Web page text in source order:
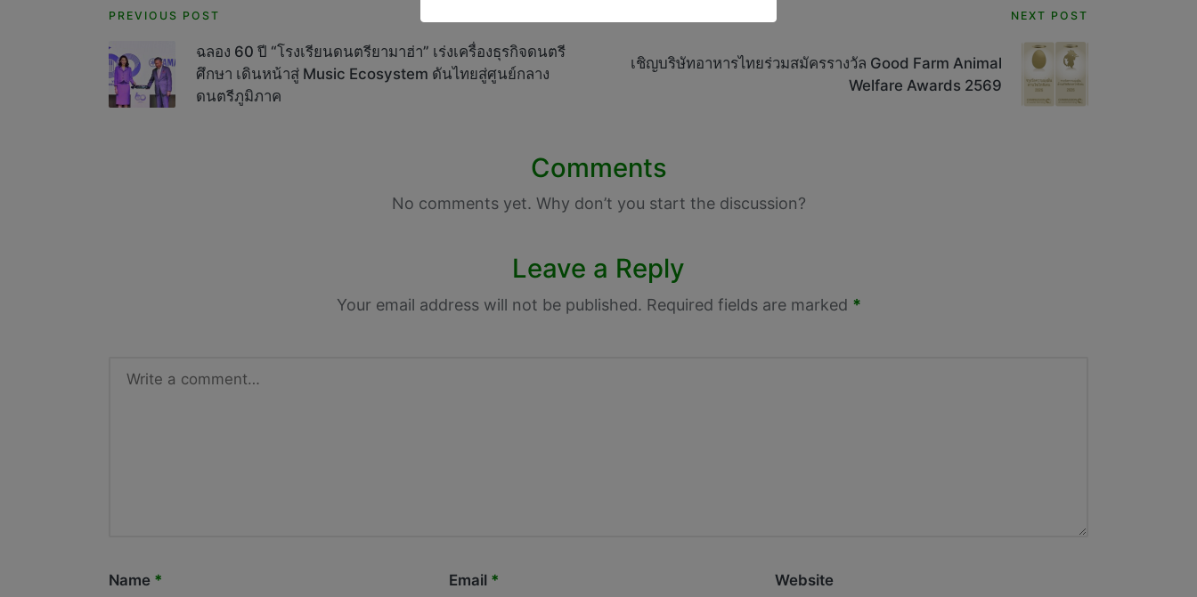
Post
navigation
PREVIOUS POST
ฉลอง 60 ปี “โรงเรียนดนตรียามาฮ่า” เร่งเครื่องธุรกิจดนตรี
ศึกษา เดินหน้าสู่ Music Ecosystem ดันไทยสู่ศูนย์กลาง
ดนตรีภูมิภาค
NEXT POST
เชิญบริษัทอาหารไทยร่วมสมัครรางวัล Good Farm Animal
Welfare Awards 2569
Comments
No comments yet. Why don’t you start the discussion?
Leave a Reply
Your email address will not be published. Required fields are marked *
Name * Email * Website